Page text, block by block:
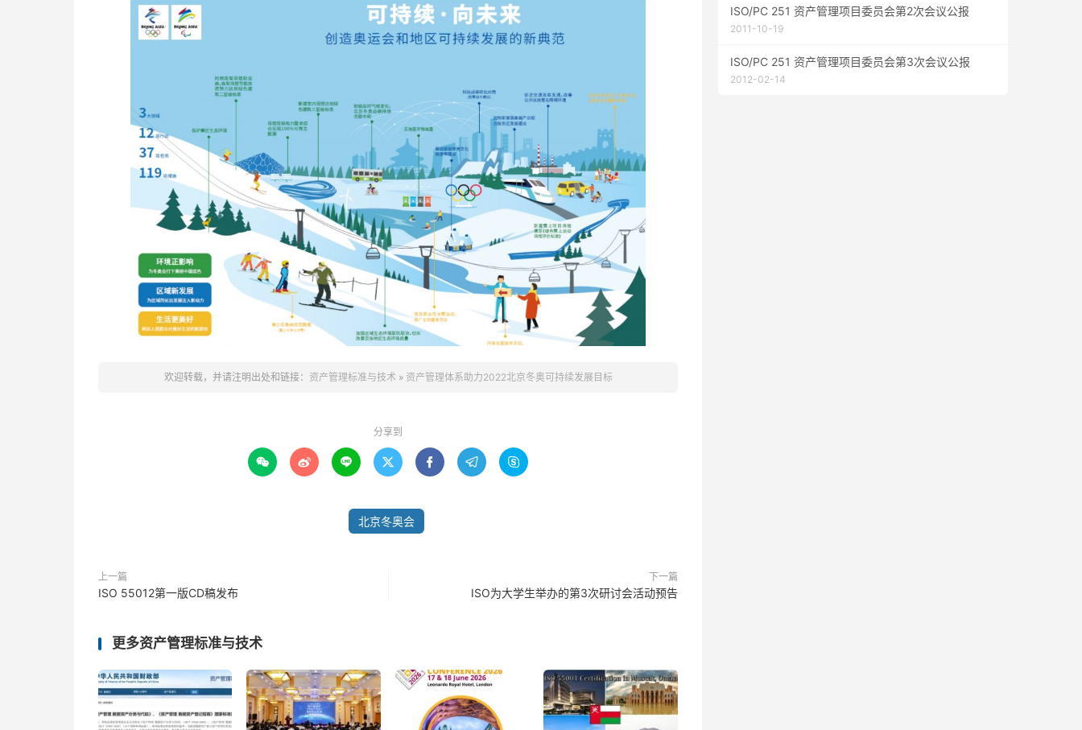
欢迎转载，并请注明出处和链接： 资产管理标准与技术 » 资产管理体系助力2022北京冬奥可持续发展目标
分享到
      
北京冬奥会
上一篇
ISO 55012第一版CD稿发布
下一篇
ISO为大学生举办的第3次研讨会活动预告
更多资产管理标准与技术
ISO/PC 251 资产管理项目委员会第2次会议公报
2011-10-19
ISO/PC 251 资产管理项目委员会第3次会议公报
2012-02-14